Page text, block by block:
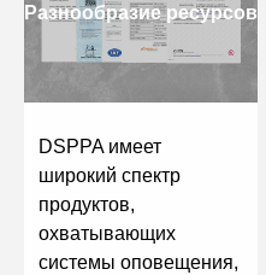
Разнообразие ресурсов
DSPPA имеет
широкий спектр
продуктов,
охватывающих
системы оповещения,